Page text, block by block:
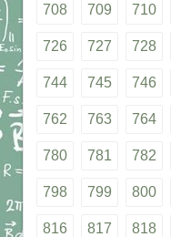
708 709 710
726 727 728
744 745 746
762 763 764
780 781 782
798 799 800
816 817 818